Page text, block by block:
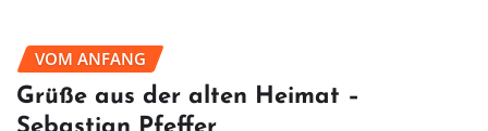
VOM ANFANG
Grüße aus der alten Heimat –